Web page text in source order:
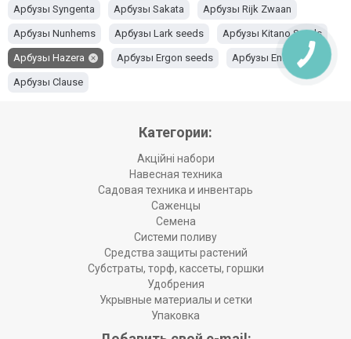
Арбузы Syngenta Арбузы Sakata Арбузы Rijk Zwaan
Арбузы Nunhems Арбузы Lark seeds Арбузы Kitano Seeds
Арбузы Hazera Арбузы Ergon seeds Арбузы Enza Zaden
Арбузы Clause
Категории:
Акційні набори
Навесная техника
Садовая техника и инвентарь
Саженцы
Семена
Системи поливу
Средства защиты растений
Субстраты, торф, кассеты, горшки
Удобрения
Укрывные материалы и сетки
Упаковка